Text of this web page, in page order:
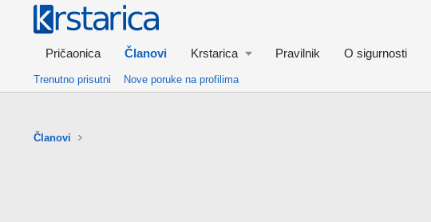
Pričaonica Članovi Krstarica Pravilnik O sigurnosti
Trenutno prisutni Nove poruke na profilima
Članovi